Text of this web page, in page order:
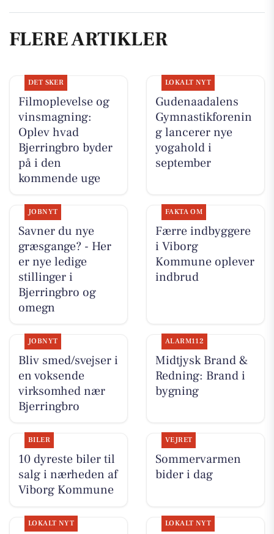
FLERE ARTIKLER
DET SKER
Filmoplevelse og
vinsmagning:
Oplev hvad
Bjerringbro byder
på i den
kommende uge
LOKALT NYT
Gudenaadalens
Gymnastikforenin
g lancerer nye
yogahold i
september
JOBNYT
Savner du nye
græsgange? - Her
er nye ledige
stillinger i
Bjerringbro og
omegn
FAKTA OM
Færre indbyggere
i Viborg
Kommune oplever
indbrud
JOBNYT
Bliv smed/svejser i
en voksende
virksomhed nær
Bjerringbro
ALARM112
Midtjysk Brand &
Redning: Brand i
bygning
BILER
10 dyreste biler til
salg i nærheden af
Viborg Kommune
VEJRET
Sommervarmen
bider i dag
LOKALT NYT LOKALT NYT